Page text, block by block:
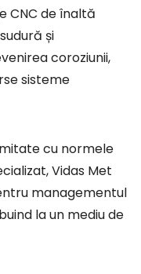
și
coroziunii,
sisteme
Vidas Met
managementul
la un mediu de